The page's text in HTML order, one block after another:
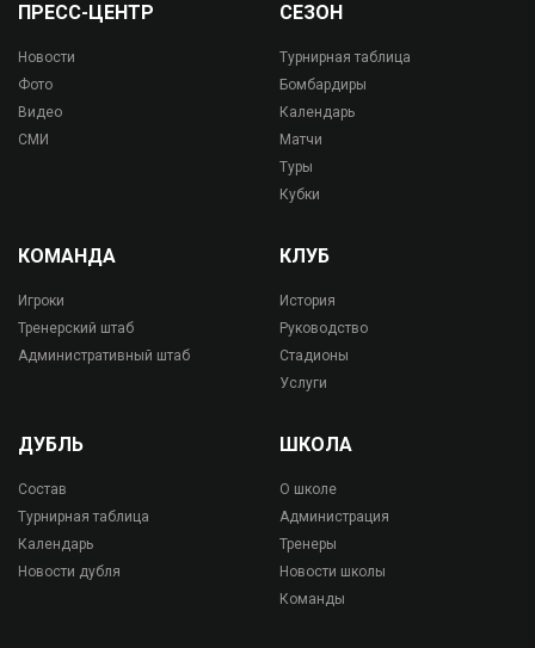
ПРЕСС-ЦЕНТР
Новости
Фото
Видео
СМИ
СЕЗОН
Турнирная таблица
Бомбардиры
Календарь
Матчи
Туры
Кубки
КОМАНДА
Игроки
Тренерский штаб
Административный штаб
КЛУБ
История
Руководство
Стадионы
Услуги
ДУБЛЬ
Состав
Турнирная таблица
Календарь
Новости дубля
ШКОЛА
О школе
Администрация
Тренеры
Новости школы
Команды